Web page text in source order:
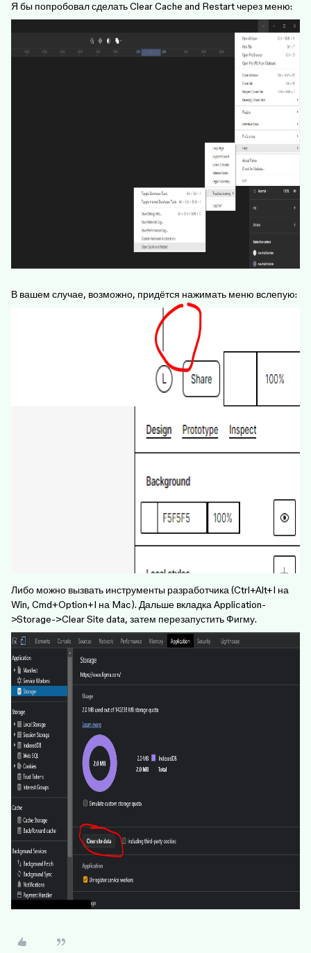
Я бы попробовал сделать Clear Cache and Restart через меню:
В вашем случае, возможно, придётся нажимать меню вслепую:
Либо можно вызвать инструменты разработчика (Ctrl+Alt+I на
Win, Cmd+Option+I на Mac). Дальше вкладка Application-
>Storage->Clear Site data, затем перезапустить Фигму.